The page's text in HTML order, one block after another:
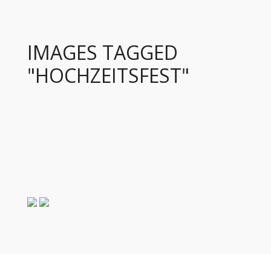
IMAGES TAGGED
"HOCHZEITSFEST"